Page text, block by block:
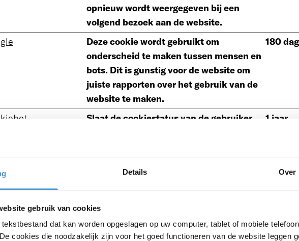
Details Over
gebruik van cookies
dat kan worden opgeslagen op uw computer, tablet of mobiele
cookies die noodzakelijk zijn voor het goed functioneren van de website leggen
opnieuw wordt weergegeven bij een
volgend bezoek aan de website.
Deze cookie wordt gebruikt om
onderscheid te maken tussen mensen en
bots. Dit is gunstig voor de website om
juiste rapporten over het gebruik van de
website te maken.
180
Slaat de cookiestatus van de gebruiker
1 jaar
stellen of de bezoeker in het daarvoor
Slaat de cookiestatus van de gebruiker
op voor het huidige domein